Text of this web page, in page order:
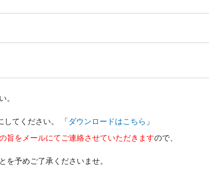
。
てください。 「 ダウンロードはこちら 」
旨をメールにてご連絡させていただきますので、
を予めご了承くださいませ。